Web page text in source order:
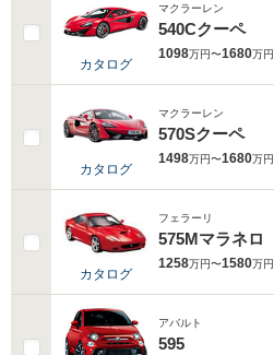
カタログ
マクラーレン
540Cクーペ
1098万円〜1680万円
カタログ
マクラーレン
570Sクーペ
1498万円〜1680万円
カタログ
フェラーリ
575Mマラネロ
1258万円〜1580万円
アバルト
595